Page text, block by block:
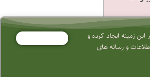
زمینه ایجاد کرده و
و رسانه های